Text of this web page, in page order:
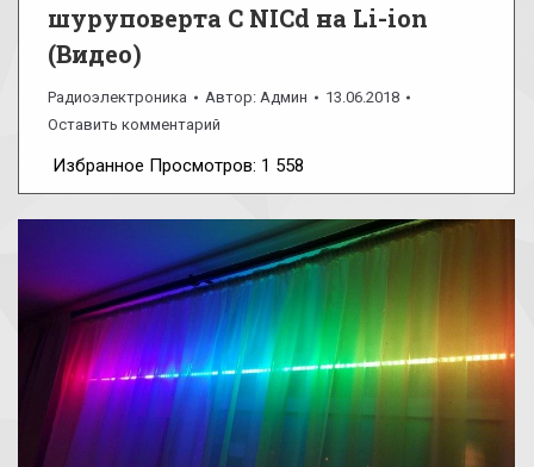
шуруповерта С NICd на Li-ion
(Видео)
Радиоэлектроника Автор: Админ
13.06.2018
Оставить комментарий
Избранное Просмотров: 1 558